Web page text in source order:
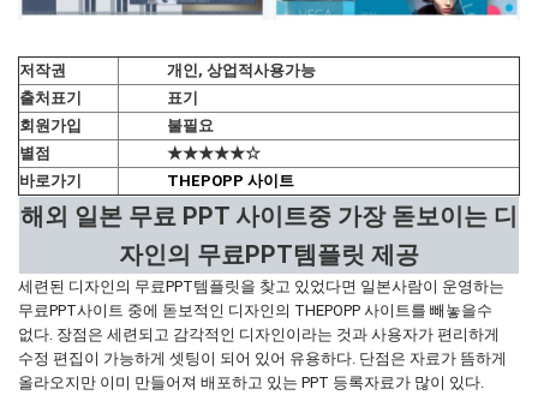
저작권
개인, 상업적사용가능
출처표기
표기
회원가입
불필요
별점
★★★★★☆
바로가기
THEPOPP 사이트
해외 일본 무료 PPT 사이트중 가장 돋보이는 디
자인의 무료PPT템플릿 제공
세련된 디자인의 무료PPT템플릿을 찾고 있었다면 일본사람이 운영하는
무료PPT사이트 중에 돋보적인 디자인의 THEPOPP 사이트를 빼놓을수
없다. 장점은 세련되고 감각적인 디자인이라는 것과 사용자가 편리하게
수정 편집이 가능하게 셋팅이 되어 있어 유용하다. 단점은 자료가 뜸하게
올라오지만 이미 만들어져 배포하고 있는 PPT 등록자료가 많이 있다.